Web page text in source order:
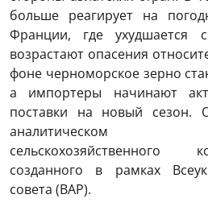
больше реагирует на
Франции, где ухудшается
возрастают опасения
фоне черноморское зерно
а импортеры начинают
поставки на новый
аналитическом
сельскохозяйственного
созданного в рамках
совета (ВАР).